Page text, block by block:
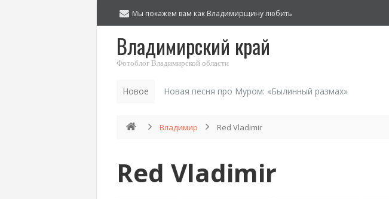
Мы покажем вам как Владимирщину любить
Владимирский край
Фотоблог Владимирской области
Новое Новая песня про Муром: «Былинный размах»
Владимир Red Vladimir
Red Vladimir